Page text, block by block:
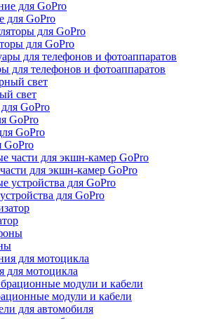
для GoPro
для GoPro
для телефонов и фотоаппаратов
свет
GoPro
GoPro
для экшн-камер GoPro
для GoPro
для мотоцикла
модули и кабели